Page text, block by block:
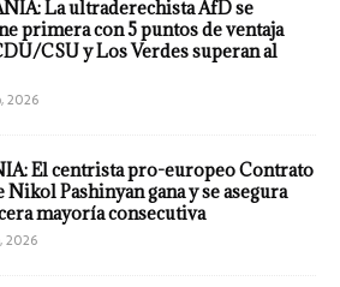
La ultraderechista AfD se
primera con 5 puntos de ventaja
CSU y Los Verdes superan al
2026
El centrista pro-europeo Contrato
Pashinyan gana y se asegura
mayoría consecutiva
2026